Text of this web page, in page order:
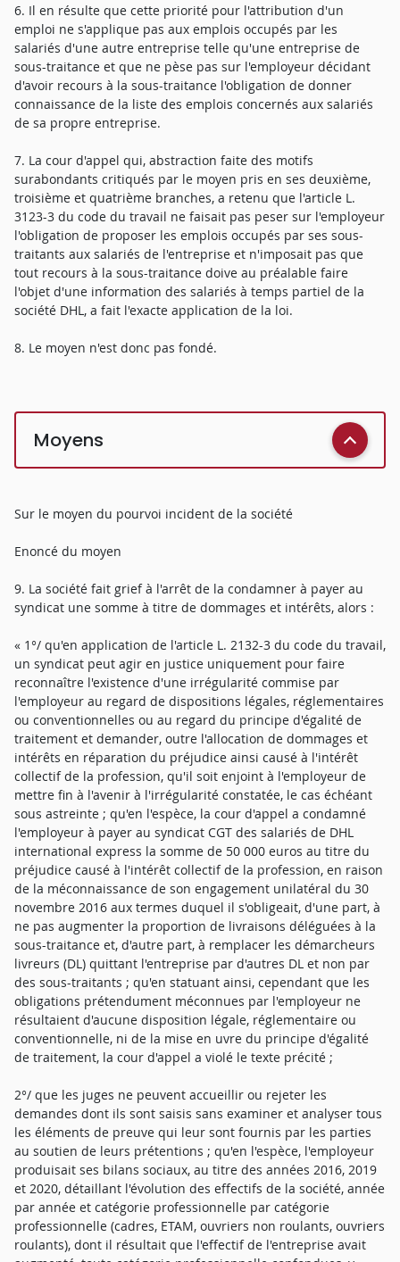
6. Il en résulte que cette priorité pour l'attribution d'un
emploi ne s'applique pas aux emplois occupés par les
salariés d'une autre entreprise telle qu'une entreprise de
sous-traitance et que ne pèse pas sur l'employeur décidant
d'avoir recours à la sous-traitance l'obligation de donner
connaissance de la liste des emplois concernés aux salariés
de sa propre entreprise.
7. La cour d'appel qui, abstraction faite des motifs
surabondants critiqués par le moyen pris en ses deuxième,
troisième et quatrième branches, a retenu que l'article L.
3123-3 du code du travail ne faisait pas peser sur l'employeur
l'obligation de proposer les emplois occupés par ses sous-
traitants aux salariés de l'entreprise et n'imposait pas que
tout recours à la sous-traitance doive au préalable faire
l'objet d'une information des salariés à temps partiel de la
société DHL, a fait l'exacte application de la loi.
8. Le moyen n'est donc pas fondé.
Moyens
Sur le moyen du pourvoi incident de la société
Enoncé du moyen
9. La société fait grief à l'arrêt de la condamner à payer au
syndicat une somme à titre de dommages et intérêts, alors :
« 1°/ qu'en application de l'article L. 2132-3 du code du travail,
un syndicat peut agir en justice uniquement pour faire
reconnaître l'existence d'une irrégularité commise par
l'employeur au regard de dispositions légales, réglementaires
ou conventionnelles ou au regard du principe d'égalité de
traitement et demander, outre l'allocation de dommages et
intérêts en réparation du préjudice ainsi causé à l'intérêt
collectif de la profession, qu'il soit enjoint à l'employeur de
mettre fin à l'avenir à l'irrégularité constatée, le cas échéant
sous astreinte ; qu'en l'espèce, la cour d'appel a condamné
l'employeur à payer au syndicat CGT des salariés de DHL
international express la somme de 50 000 euros au titre du
préjudice causé à l'intérêt collectif de la profession, en raison
de la méconnaissance de son engagement unilatéral du 30
novembre 2016 aux termes duquel il s'obligeait, d'une part, à
ne pas augmenter la proportion de livraisons déléguées à la
sous-traitance et, d'autre part, à remplacer les démarcheurs
livreurs (DL) quittant l'entreprise par d'autres DL et non par
des sous-traitants ; qu'en statuant ainsi, cependant que les
obligations prétendument méconnues par l'employeur ne
résultaient d'aucune disposition légale, réglementaire ou
conventionnelle, ni de la mise en uvre du principe d'égalité
de traitement, la cour d'appel a violé le texte précité ;
2°/ que les juges ne peuvent accueillir ou rejeter les
demandes dont ils sont saisis sans examiner et analyser tous
les éléments de preuve qui leur sont fournis par les parties
au soutien de leurs prétentions ; qu'en l'espèce, l'employeur
produisait ses bilans sociaux, au titre des années 2016, 2019
et 2020, détaillant l'évolution des effectifs de la société, année
par année et catégorie professionnelle par catégorie
professionnelle (cadres, ETAM, ouvriers non roulants, ouvriers
roulants), dont il résultait que l'effectif de l'entreprise avait